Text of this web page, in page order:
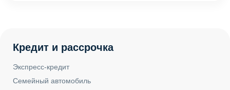
Кредит и рассрочка
Экспресс-кредит
Семейный автомобиль